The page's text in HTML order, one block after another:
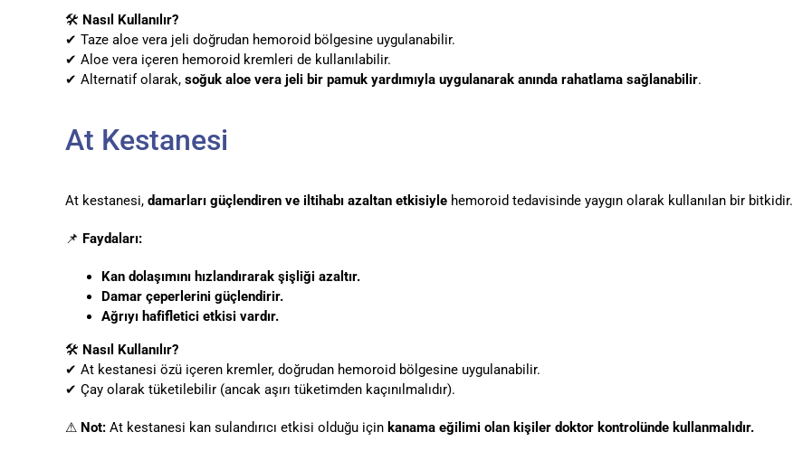
🛠 Nasıl Kullanılır?
✔ Taze aloe vera jeli doğrudan hemoroid bölgesine uygulanabilir.
✔ Aloe vera içeren hemoroid kremleri de kullanılabilir.
✔ Alternatif olarak, soğuk aloe vera jeli bir pamuk yardımıyla uygulanarak anında rahatlama sağlanabilir.
At Kestanesi
At kestanesi, damarları güçlendiren ve iltihabı azaltan etkisiyle hemoroid tedavisinde yaygın olarak kullanılan bir bitkidir.
📌 Faydaları:
Kan dolaşımını hızlandırarak şişliği azaltır.
Damar çeperlerini güçlendirir.
Ağrıyı hafifletici etkisi vardır.
🛠 Nasıl Kullanılır?
✔ At kestanesi özü içeren kremler, doğrudan hemoroid bölgesine uygulanabilir.
✔ Çay olarak tüketilebilir (ancak aşırı tüketimden kaçınılmalıdır).
⚠ Not: At kestanesi kan sulandırıcı etkisi olduğu için kanama eğilimi olan kişiler doktor kontrolünde kullanmalıdır.